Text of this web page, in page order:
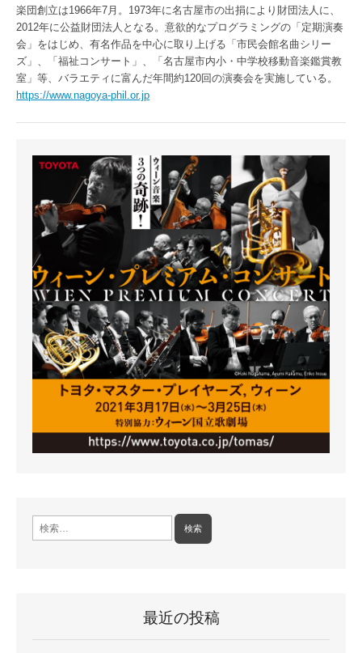
楽団創立は1966年7月。1973年に名古屋市の出捐により財団法人に、
2012年に公益財団法人となる。意欲的なプログラミングの「定期演奏
会」をはじめ、有名作品を中心に取り上げる「市民会館名曲シリー
ズ」、「福祉コンサート」、「名古屋市内小・中学校移動音楽鑑賞教
室」等、バラエティに富んだ年間約120回の演奏会を実施している。
https://www.nagoya-phil.or.jp
索:
最近の投稿